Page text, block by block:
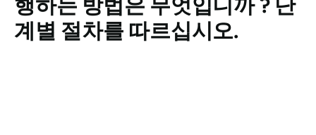
행하는 방법은 무엇입니까 ? 단
계별 절차를 따르십시오.